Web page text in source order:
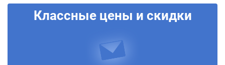
Классные цены и скидки